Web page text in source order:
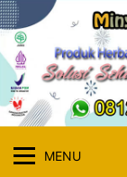
Skip
to
content
MENU